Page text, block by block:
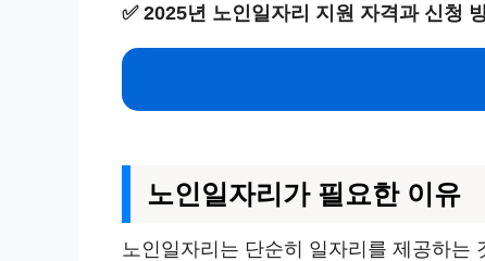
✅ 2025년 노인일자리 지원 자격과 신청
노인일자리가 필요한 이유
노인일자리는 단순히 일자리를 제공하는